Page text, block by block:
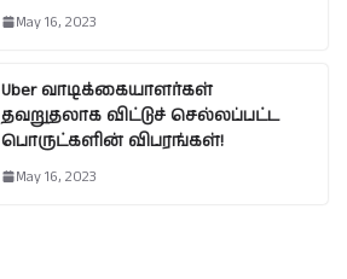
May 16, 2023
Uber வாடிக்கையாளர்கள்
தவறுதலாக விட்டுச் செல்லப்பட்ட
பொருட்களின் விபரங்கள்!
May 16, 2023